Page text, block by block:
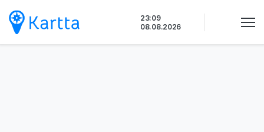
sisältöön
23:09
08.08.2026